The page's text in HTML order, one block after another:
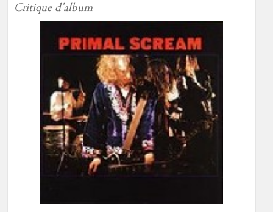
Critique d'album